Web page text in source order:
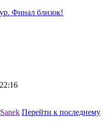
Финал близок!
Sanek Перейти к последнему